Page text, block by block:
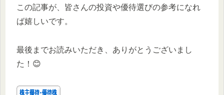
この記事が、皆さんの投資や優待選びの参考になれ
ば嬉しいです。
最後までお読みいただき、ありがとうございまし
た！😊